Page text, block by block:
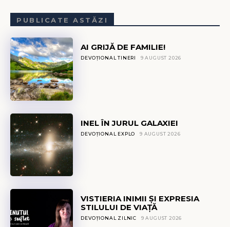
PUBLICATE ASTĂZI
AI GRIJĂ DE FAMILIE!
DEVOȚIONAL TINERI 9 AUGUST 2026
INEL ÎN JURUL GALAXIEI
DEVOȚIONAL EXPLO 9 AUGUST 2026
VISTIERIA INIMII ȘI EXPRESIA
STILULUI DE VIAȚĂ
DEVOȚIONAL ZILNIC 9 AUGUST 2026